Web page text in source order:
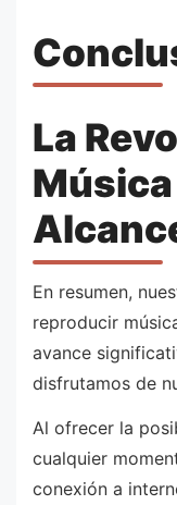
La
En resumen,
reproducir
avance
disfrutamos de
Al ofrecer la
cualquier
conexión a